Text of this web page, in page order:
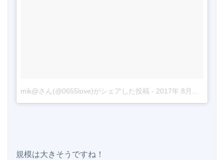
mik@さん(@0655love)がシェアした投稿 - 2017年 8月月7日午前5時41分PDT
規模は大きそうですね！